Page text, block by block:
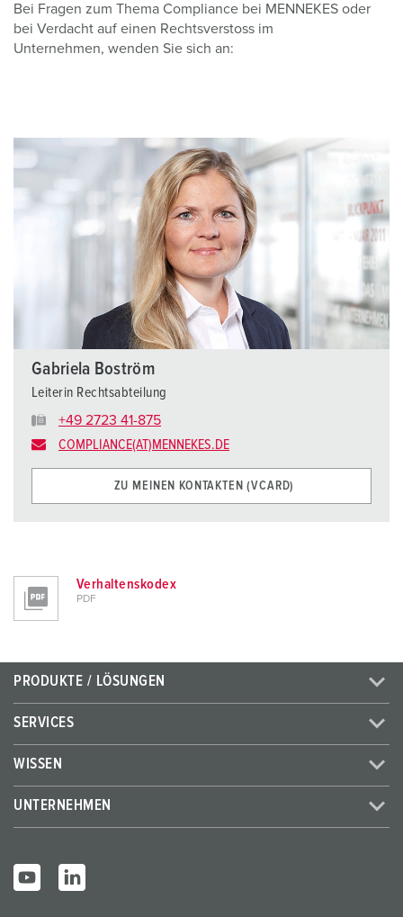
Bei Fragen zum Thema Compliance bei MENNEKES oder
bei Verdacht auf einen Rechtsverstoss im
Unternehmen, wenden Sie sich an:
Gabriela Boström
Leiterin Rechtsabteilung
+49 2723 41-875
COMPLIANCE(AT)MENNEKES.DE
ZU MEINEN KONTAKTEN (VCARD)
Verhaltenskodex
PDF
PRODUKTE / LÖSUNGEN
SERVICES
WISSEN
UNTERNEHMEN